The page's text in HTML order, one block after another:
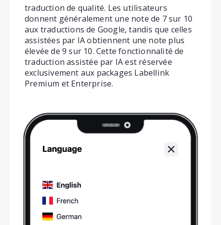
traduction de qualité. Les utilisateurs
donnent généralement une note de 7 sur 10
aux traductions de Google, tandis que celles
assistées par IA obtiennent une note plus
élevée de 9 sur 10. Cette fonctionnalité de
traduction assistée par IA est réservée
exclusivement aux packages Labellink
Premium et Enterprise.